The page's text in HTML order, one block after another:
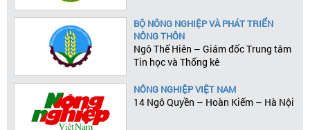
BỘ NÔNG NGHIỆP VÀ PHÁT TRIỂN
NÔNG THÔN
Ngô Thế Hiên – Giám đốc Trung tâm
Tin học và Thống kê
NÔNG NGHIỆP VIỆT NAM
14 Ngô Quyền – Hoàn Kiếm – Hà Nội